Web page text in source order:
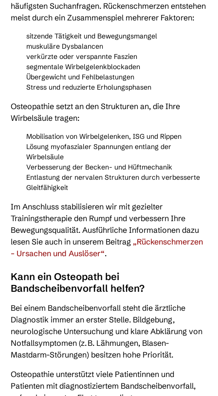
häufigsten Suchanfragen. Rückenschmerzen entstehen
meist durch ein Zusammenspiel mehrerer Faktoren:
sitzende Tätigkeit und Bewegungsmangel
muskuläre Dysbalancen
verkürzte oder verspannte Faszien
segmentale Wirbelgelenkblockaden
Übergewicht und Fehlbelastungen
Stress und reduzierte Erholungsphasen
Osteopathie setzt an den Strukturen an, die Ihre
Wirbelsäule tragen:
Mobilisation von Wirbelgelenken, ISG und Rippen
Lösung myofaszialer Spannungen entlang der
Wirbelsäule
Verbesserung der Becken- und Hüftmechanik
Entlastung der nervalen Strukturen durch verbesserte
Gleitfähigkeit
Im Anschluss stabilisieren wir mit gezielter
Trainingstherapie den Rumpf und verbessern Ihre
Bewegungsqualität. Ausführliche Informationen dazu
lesen Sie auch in unserem Beitrag „Rückenschmerzen
– Ursachen und Auslöser“.
Kann ein Osteopath bei
Bandscheibenvorfall helfen?
Bei einem Bandscheibenvorfall steht die ärztliche
Diagnostik immer an erster Stelle. Bildgebung,
neurologische Untersuchung und klare Abklärung von
Notfallsymptomen (z. B. Lähmungen, Blasen-
Mastdarm-Störungen) besitzen hohe Priorität.
Osteopathie unterstützt viele Patientinnen und
Patienten mit diagnostiziertem Bandscheibenvorfall,